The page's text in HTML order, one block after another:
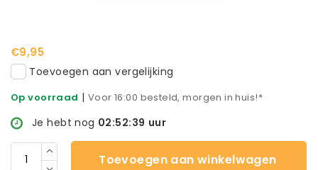
€9,95
Toevoegen aan vergelijking
Op voorraad | Voor 16:00 besteld, morgen in huis!*
Je hebt nog 02:52:38 uur
Toevoegen aan winkelwagen